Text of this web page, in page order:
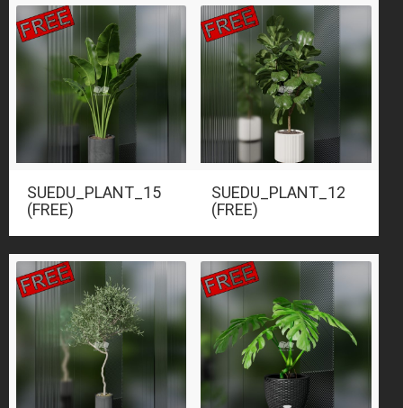
SUEDU_PLANT_15
(FREE)
SUEDU_PLANT_12
(FREE)